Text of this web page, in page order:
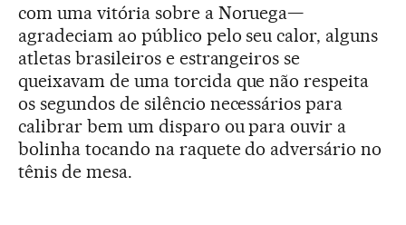
com uma vitória sobre a Noruega—
agradeciam ao público pelo seu calor, alguns
atletas brasileiros e estrangeiros se
queixavam de uma torcida que não respeita
os segundos de silêncio necessários para
calibrar bem um disparo ou para ouvir a
bolinha tocando na raquete do adversário no
tênis de mesa.